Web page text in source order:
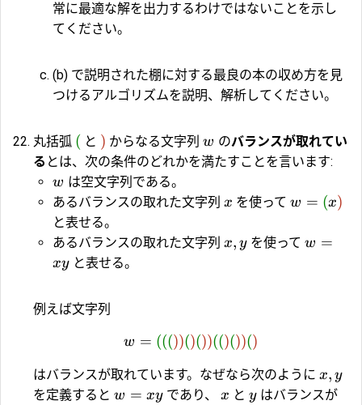
常に最適な解を出力するわけではないことを示し
てください。
(b) で説明された棚に対する最良の本の収め方を見
つけるアルゴリズムを説明、解析してください。
丸括弧 ( と ) からなる文字列 w のバランスが取れてい
る とは、次の条件のどれかを満たすことを言います:
w は空文字列である。
あるバランスの取れた文字列 x を使って w = (x)
と表せる。
あるバランスの取れた文字列 x, yを使って w =
xyと表せる。
例えば文字列
w = ((())()())(()())()
はバランスが取れています。なぜなら次のように x, y
を定義すると w = xyであり、 x と yはバランスが